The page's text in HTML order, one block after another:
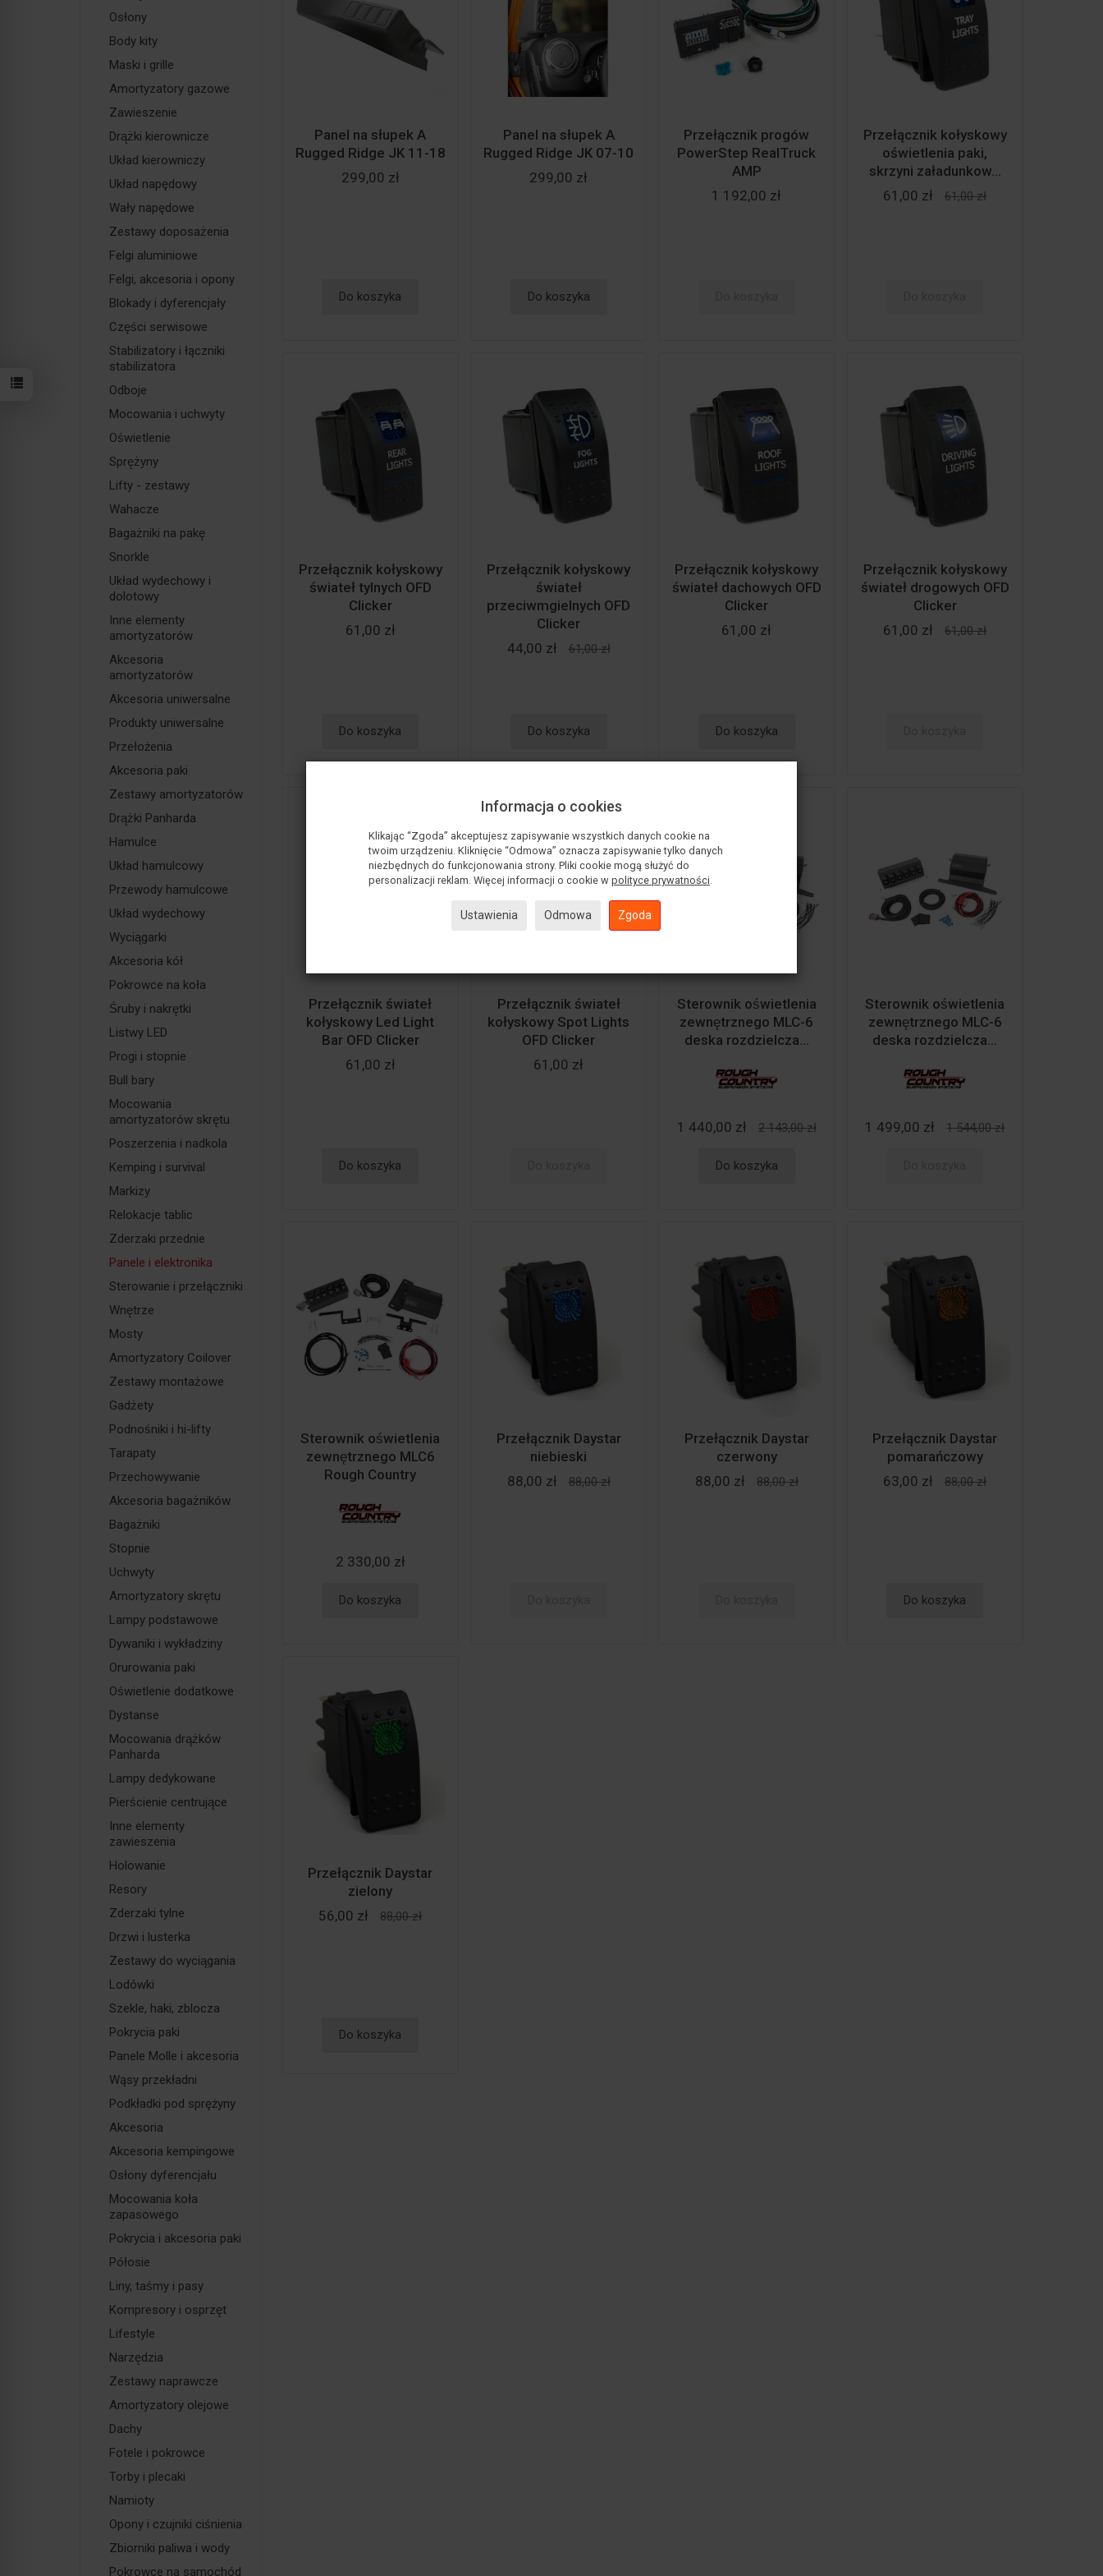
Panel na słupek A
Rugged Ridge JK 11-18
299,00 zł
Do koszyka
Panel na słupek A
Rugged Ridge JK 07-10
299,00 zł
Do koszyka
Przełącznik progów
PowerStep RealTruck
AMP
1 192,00 zł
Przełącznik kołyskowy
oświetlenia paki,
skrzyni załadunkow...
61,00 zł
61,00 zł
Przełącznik kołyskowy
świateł tylnych OFD
Clicker
61,00 zł
Do koszyka
Przełącznik kołyskowy
świateł
przeciwmgielnych OFD
Clicker
44,00 zł
61,00 zł
Do koszyka
Przełącznik kołyskowy
świateł dachowych OFD
Clicker
61,00 zł
Do koszyka
Przełącznik kołyskowy
świateł drogowych OFD
Clicker
61,00 zł
61,00 zł
Przełącznik świateł
kołyskowy Led Light
Bar OFD Clicker
61,00 zł
Do koszyka
Przełącznik świateł
kołyskowy Spot Lights
OFD Clicker
61,00 zł
Sterownik oświetlenia
zewnętrznego MLC-6
deska rozdzielcza...
1 440,00 zł 2 143,00 zł
Do koszyka
Sterownik oświetlenia
zewnętrznego MLC-6
deska rozdzielcza...
1 499,00 zł 1 544,00 zł
Sterownik oświetlenia
zewnętrznego MLC6
Rough Country
2 330,00 zł
Do koszyka
Przełącznik Daystar
niebieski
88,00 zł
88,00 zł
Przełącznik Daystar
czerwony
88,00 zł
88,00 zł
Przełącznik Daystar
pomarańczowy
63,00 zł
88,00 zł
Do koszyka
Przełącznik Daystar
zielony
56,00 zł
88,00 zł
Do koszyka
Osłony
Body kity
Maski i grille
Amortyzatory gazowe
Zawieszenie
Drążki kierownicze
Układ kierowniczy
Układ napędowy
Wały napędowe
Zestawy doposażenia
Felgi aluminiowe
Felgi, akcesoria i opony
Blokady i dyferencjały
Części serwisowe
Stabilizatory i łączniki
stabilizatora
Odboje
Mocowania i uchwyty
Oświetlenie
Sprężyny
Lifty - zestawy
Wahacze
Bagażniki na pakę
Snorkle
Układ wydechowy i
dolotowy
Inne elementy
amortyzatorów
Akcesoria
amortyzatorów
Akcesoria uniwersalne
Produkty uniwersalne
Przełożenia
Akcesoria paki
Zestawy amortyzatorów
Drążki Panharda
Hamulce
Układ hamulcowy
Przewody hamulcowe
Układ wydechowy
Wyciągarki
Akcesoria kół
Pokrowce na koła
Śruby i nakrętki
Listwy LED
Progi i stopnie
Bull bary
Mocowania
amortyzatorów skrętu
Poszerzenia i nadkola
Kemping i survival
Markizy
Relokacje tablic
Zderzaki przednie
Panele i elektronika
Sterowanie i przełączniki
Wnętrze
Mosty
Amortyzatory Coilover
Zestawy montażowe
Gadżety
Podnośniki i hi-lifty
Tarapaty
Przechowywanie
Akcesoria bagażników
Bagażniki
Stopnie
Uchwyty
Amortyzatory skrętu
Lampy podstawowe
Dywaniki i wykładziny
Orurowania paki
Oświetlenie dodatkowe
Dystanse
Mocowania drążków
Panharda
Lampy dedykowane
Pierścienie centrujące
Inne elementy
zawieszenia
Holowanie
Resory
Zderzaki tylne
Drzwi i lusterka
Zestawy do wyciągania
Lodówki
Szekle, haki, zblocza
Pokrycia paki
Panele Molle i akcesoria
Wąsy przekładni
Podkładki pod sprężyny
Akcesoria
Akcesoria kempingowe
Osłony dyferencjału
Mocowania koła
zapasowego
Pokrycia i akcesoria paki
Półosie
Liny, taśmy i pasy
Kompresory i osprzęt
Lifestyle
Narzędzia
Zestawy naprawcze
Amortyzatory olejowe
Dachy
Fotele i pokrowce
Torby i plecaki
Namioty
Opony i czujniki ciśnienia
Zbiorniki paliwa i wody
Pokrowce na samochód
Informacja o cookies
Klikając “Zgoda” akceptujesz zapisywanie wszystkich danych cookie na
twoim urządzeniu. Kliknięcie “Odmowa” oznacza zapisywanie tylko danych
niezbędnych do funkcjonowania strony. Pliki cookie mogą służyć do
personalizacji reklam. Więcej informacji o cookie w polityce prywatności.
Ustawienia Odmowa Zgoda